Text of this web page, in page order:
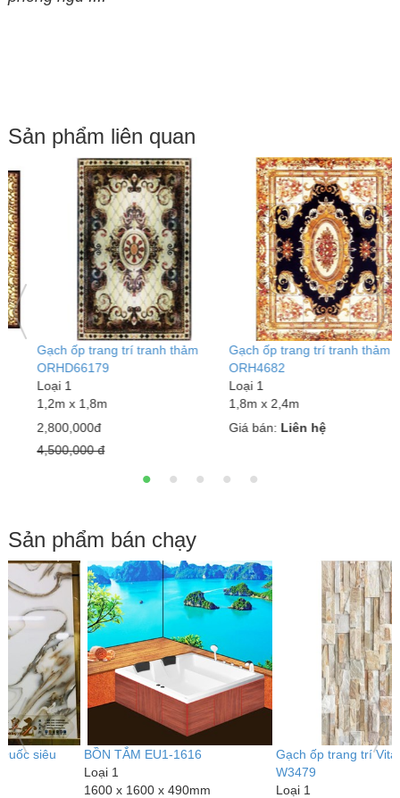
Sản phẩm liên quan
Gạch ốp trang trí tranh thảm
ORHD66179
Loại 1
1,2m x 1,8m
2,800,000đ
4,500,000 đ
Gạch ốp trang trí tranh thảm
ORH4682
Loại 1
1,8m x 2,4m
Giá bán: Liên hệ
Sản phẩm bán chạy
BỒN TẮM EU1-1616
1600 x 1600 x 490mm
Gạch ốp trang trí Vitaly 30x45
Loại 1